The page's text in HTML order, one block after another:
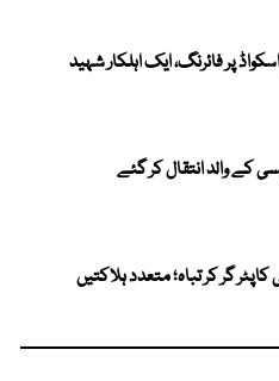
پر فائرنگ، ایک اہلکار شہید
کے والد انتقال کر گئے